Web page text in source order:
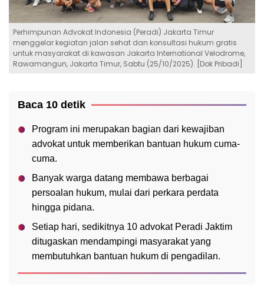
Perhimpunan Advokat Indonesia (Peradi) Jakarta Timur
menggelar kegiatan jalan sehat dan konsultasi hukum gratis
untuk masyarakat di kawasan Jakarta International Velodrome,
Rawamangun, Jakarta Timur, Sabtu (25/10/2025). [Dok Pribadi]
Baca 10 detik
Program ini merupakan bagian dari kewajiban
advokat untuk memberikan bantuan hukum cuma-
cuma.
Banyak warga datang membawa berbagai
persoalan hukum, mulai dari perkara perdata
hingga pidana.
Setiap hari, sedikitnya 10 advokat Peradi Jaktim
ditugaskan mendampingi masyarakat yang
membutuhkan bantuan hukum di pengadilan.